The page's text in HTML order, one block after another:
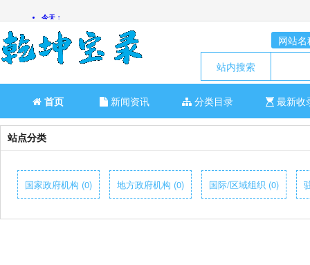
网站名
站内搜索
首页 新闻资讯 分类目录 最新收
站点分类
国家政府机构 (0) 地方政府机构 (0) 国际/区域组织 (0)